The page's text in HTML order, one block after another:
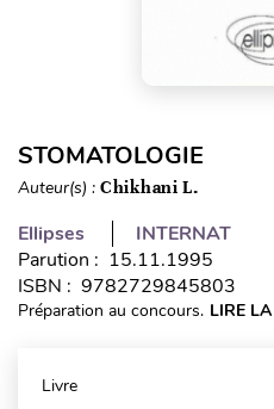
STOMATOLOGIE
Auteur(s) : Chikhani L.
Ellipses
INTERNAT
Parution : 15.11.1995
ISBN : 9782729845803
Préparation au concours. LIRE
Livre